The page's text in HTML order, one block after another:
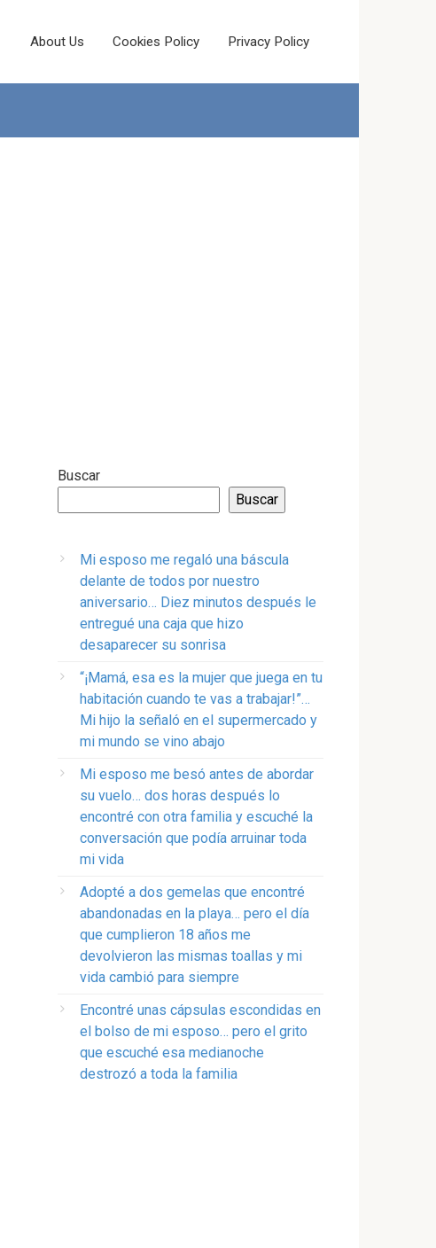
About Us Cookies Policy Privacy Policy
Buscar
Buscar
Mi esposo me regaló una báscula
delante de todos por nuestro
aniversario… Diez minutos después le
entregué una caja que hizo
desaparecer su sonrisa
“¡Mamá, esa es la mujer que juega en tu
habitación cuando te vas a trabajar!”…
Mi hijo la señaló en el supermercado y
mi mundo se vino abajo
Mi esposo me besó antes de abordar
su vuelo… dos horas después lo
encontré con otra familia y escuché la
conversación que podía arruinar toda
mi vida
Adopté a dos gemelas que encontré
abandonadas en la playa… pero el día
que cumplieron 18 años me
devolvieron las mismas toallas y mi
vida cambió para siempre
Encontré unas cápsulas escondidas en
el bolso de mi esposo… pero el grito
que escuché esa medianoche
destrozó a toda la familia